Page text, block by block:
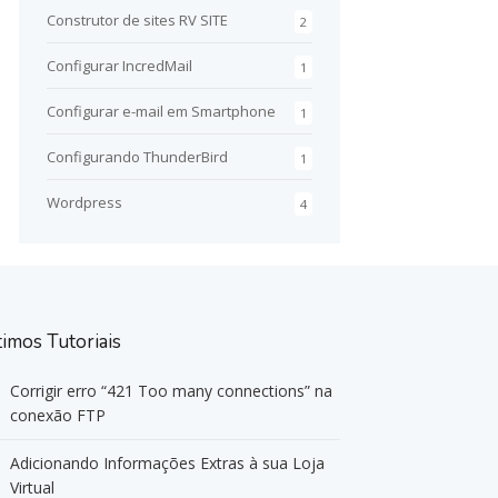
2
Construtor de sites RV SITE
1
Configurar IncredMail
1
Configurar e-mail em Smartphone
1
Configurando ThunderBird
4
Wordpress
Tutoriais
Corrigir erro “421 Too many connections” na
conexão FTP
Adicionando Informações Extras à sua Loja
Virtual